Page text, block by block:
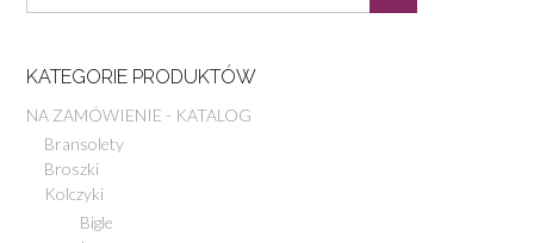
KATEGORIE PRODUKTÓW
NA ZAMÓWIENIE - KATALOG
Bransolety
Broszki
Kolczyki
Bigle